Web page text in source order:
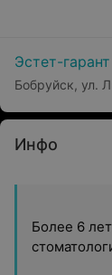
Эстет-гарант
Бобруйск, ул.
Инфо
Более 6